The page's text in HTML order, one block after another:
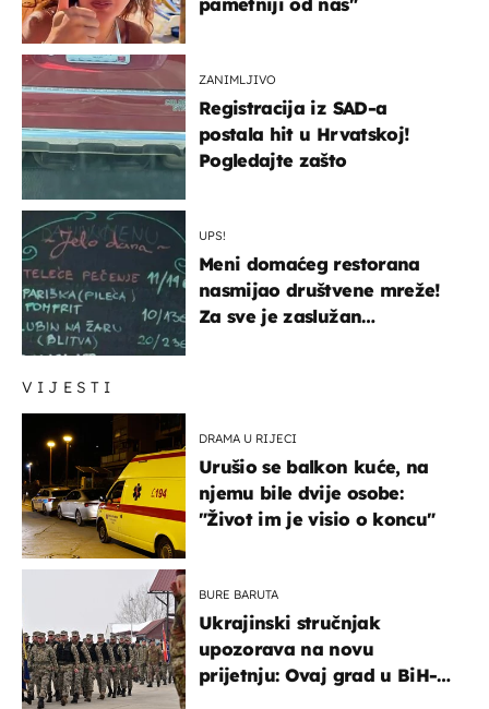
VIJESTI
DRAMA U RIJECI
Urušio se balkon kuće, na
njemu bile dvije osobe:
"Život im je visio o koncu"
BURE BARUTA
Ukrajinski stručnjak
upozorava na novu
prijetnju: Ovaj grad u BiH-u
ZANIMLJIVO
Registracija iz SAD-a
postala hit u Hrvatskoj!
Pogledajte zašto
UPS!
Meni domaćeg restorana
nasmijao društvene mreže!
Za sve je zaslužan